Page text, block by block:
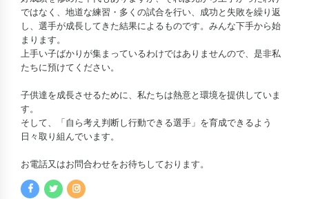
ではなく、地道な練習・多くの試合を行い、成功と失敗を繰り返
し、選手が成長してきた結果によるものです。みんな下手から始
まります。
上手い子ばかりが集まっているわけではありませんので、是非私
たちに預けてください。
子供達を成長させるために、私たちは熱意と環境を提供していま
す。
そして、「自ら考え判断し行動できる選手」を育成できるよう
日々取り組んでいます。
お電話又はお問合わせをお待ちしております。